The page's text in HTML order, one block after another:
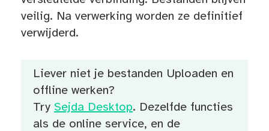
veilig. Na verwerking worden ze definitief
verwijderd.
Liever niet je bestanden Uploaden en
offline werken?
Try Sejda Desktop. Dezelfde functies
als de online service, en de